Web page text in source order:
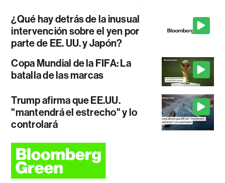
¿Qué hay detrás de la inusual
intervención sobre el yen por
parte de EE. UU. y Japón?
Copa Mundial de la FIFA: La
batalla de las marcas
Trump afirma que EE.UU.
"mantendrá el estrecho" y lo
controlará